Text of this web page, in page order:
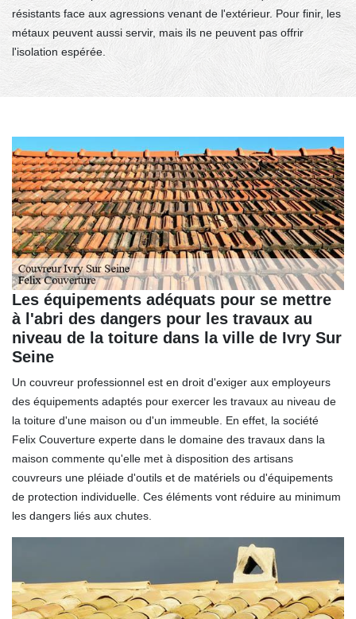
résistants face aux agressions venant de l'extérieur. Pour finir, les
métaux peuvent aussi servir, mais ils ne peuvent pas offrir
l'isolation espérée.
Les équipements adéquats pour se mettre
à l'abri des dangers pour les travaux au
niveau de la toiture dans la ville de Ivry Sur
Seine
Un couvreur professionnel est en droit d'exiger aux employeurs
des équipements adaptés pour exercer les travaux au niveau de
la toiture d'une maison ou d'un immeuble. En effet, la société
Felix Couverture experte dans le domaine des travaux dans la
maison commente qu'elle met à disposition des artisans
couvreurs une pléiade d'outils et de matériels ou d'équipements
de protection individuelle. Ces éléments vont réduire au minimum
les dangers liés aux chutes.